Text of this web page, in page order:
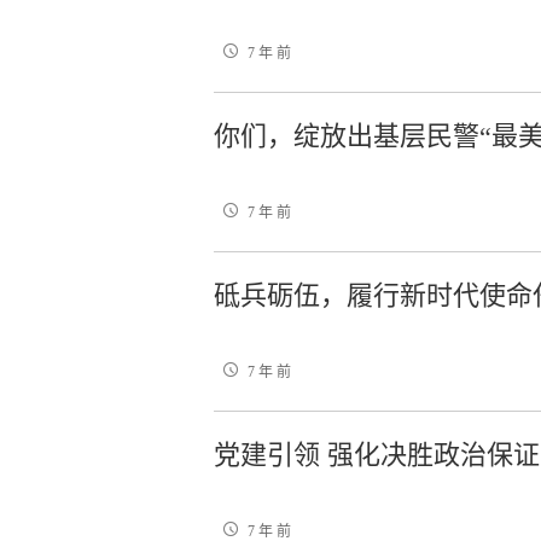
7 年 前
你们，绽放出基层民警“最
7 年 前
砥兵砺伍，履行新时代使命
7 年 前
党建引领 强化决胜政治保证
7 年 前